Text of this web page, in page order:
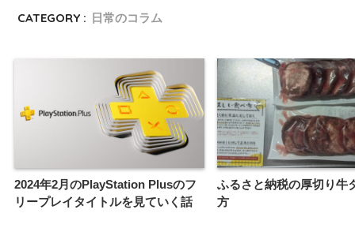
CATEGORY : 日常のコラム
2024年2月のPlayStation Plusのフ
リープレイタイトルを見ていく話
ふるさと納税の厚切り牛
方